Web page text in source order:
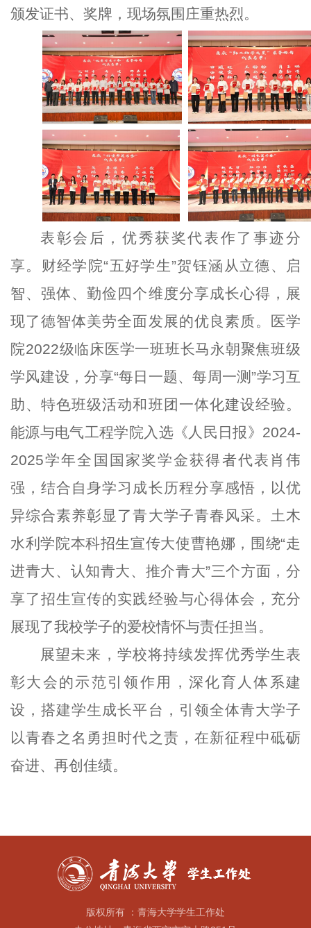
颁发证书、奖牌，现场氛围庄重热烈。
表彰会后，优秀获奖代表作了事迹分
享。财经学院“五好学生”贺钰涵从立德、启
智、强体、勤俭四个维度分享成长心得，展
现了德智体美劳全面发展的优良素质。医学
院2022级临床医学一班班长马永朝聚焦班级
学风建设，分享“每日一题、每周一测”学习互
助、特色班级活动和班团一体化建设经验。
能源与电气工程学院入选《人民日报》2024-
2025学年全国国家奖学金获得者代表肖伟
强，结合自身学习成长历程分享感悟，以优
异综合素养彰显了青大学子青春风采。土木
水利学院本科招生宣传大使曹艳娜，围绕“走
进青大、认知青大、推介青大”三个方面，分
享了招生宣传的实践经验与心得体会，充分
展现了我校学子的爱校情怀与责任担当。
展望未来，学校将持续发挥优秀学生表
彰大会的示范引领作用，深化育人体系建
设，搭建学生成长平台，引领全体青大学子
以青春之名勇担时代之责，在新征程中砥砺
奋进、再创佳绩。
版权所有 ：青海大学学生工作处